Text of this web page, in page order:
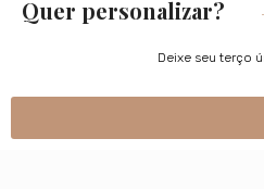
Quer personalizar?
Deixe seu terço